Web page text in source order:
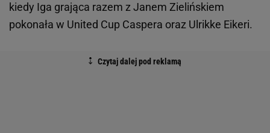
kiedy Iga grająca razem z Janem Zielińskiem
pokonała w United Cup Caspera oraz Ulrikke Eikeri.